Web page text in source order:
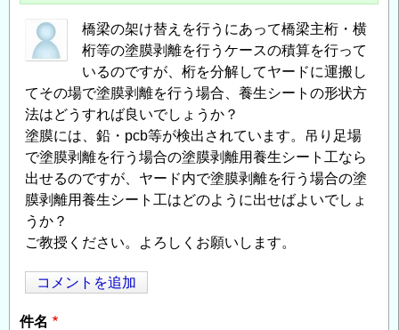
橋梁の架け替えを行うにあって橋梁主桁・横
桁等の塗膜剥離を行うケースの積算を行って
いるのですが、桁を分解してヤードに運搬し
てその場で塗膜剥離を行う場合、養生シートの形状方
法はどうすれば良いでしょうか？
塗膜には、鉛・pcb等が検出されています。吊り足場
で塗膜剥離を行う場合の塗膜剥離用養生シート工なら
出せるのですが、ヤード内で塗膜剥離を行う場合の塗
膜剥離用養生シート工はどのように出せばよいでしょ
うか？
ご教授ください。よろしくお願いします。
コメントを追加
件名